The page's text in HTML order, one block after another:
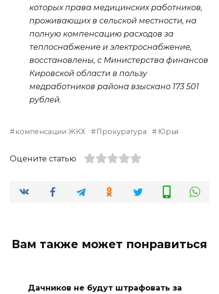
которых права медицинских работников,
проживающих в сельской местности, на
полную компенсацию расходов за
теплоснабжение и электроснабжение,
восстановлены, с Министерства финансов
Кировской области в пользу
медработников района взыскано 173 501
рублей.
компенсации ЖКХ Прокуратура Юрья
Оцените статью
Вам также может понравиться
Дачников не будут штрафовать за